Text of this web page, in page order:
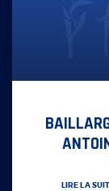
LIRE LA